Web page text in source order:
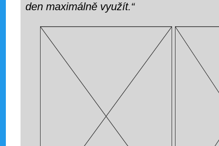
den maximálně využít.“